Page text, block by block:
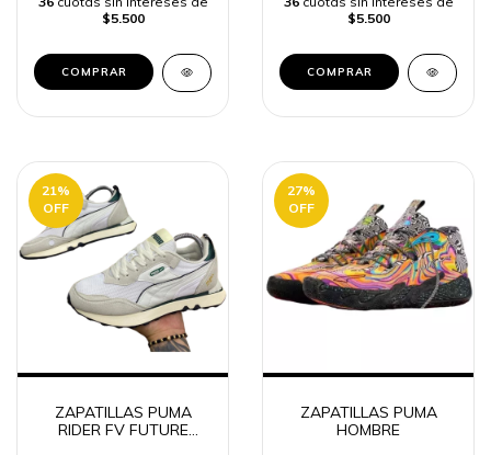
$5.500
COMPRAR
$5.500
COMPRAR
21%
OFF
ZAPATILLAS PUMA
RIDER FV FUTURE
27%
OFF
ZAPATILLAS PUMA
HOMBRE